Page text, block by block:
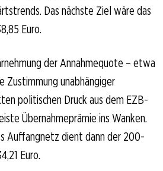
Das nächste Ziel wäre das
Euro.
der Annahmequote – etwa
Zustimmung unabhängiger
politischen Druck aus dem EZB-
Übernahmeprämie ins Wanken.
Auffangnetz dient dann der 200-
Euro.